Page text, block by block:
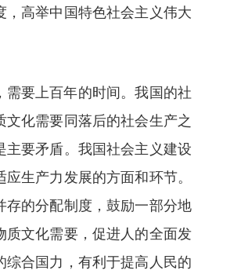
高举中国特色社会主义伟大
要上百年的时间。我国的社
化需要同落后的社会生产之
要矛盾。我国社会主义建设
生产力发展的方面和环节。
的分配制度，鼓励一部分地
文化需要，促进人的全面发
合国力，有利于提高人民的